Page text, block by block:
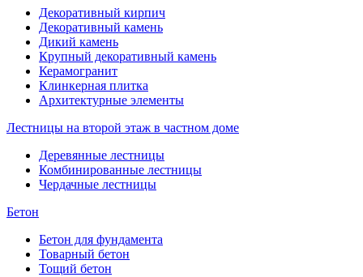
Декоративный кирпич
Декоративный камень
Дикий камень
Крупный декоративный камень
Керамогранит
Клинкерная плитка
Архитектурные элементы
Лестницы на второй этаж в частном доме
Деревянные лестницы
Комбинированные лестницы
Чердачные лестницы
Бетон
Бетон для фундамента
Товарный бетон
Тощий бетон